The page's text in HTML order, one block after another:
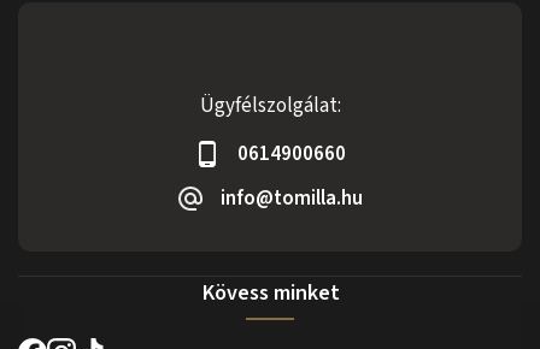
Ügyfélszolgálat:
0614900660
info@tomilla.hu
Kövess minket